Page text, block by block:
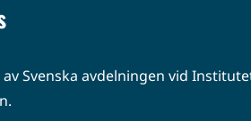
Svenska avdelningen vid